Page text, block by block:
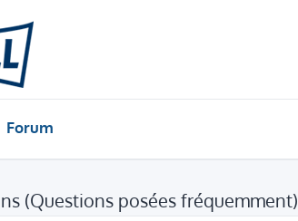
Forum
(Questions posées fréquemment)